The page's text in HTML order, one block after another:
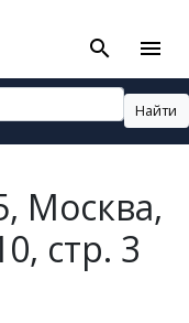
search menu
Найти
Москва,
стр. 3